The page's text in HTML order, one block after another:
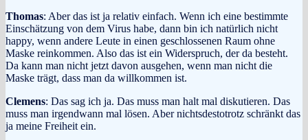
Thomas: Aber das ist ja relativ einfach. Wenn ich eine bestimmte
Einschätzung von dem Virus habe, dann bin ich natürlich nicht
happy, wenn andere Leute in einen geschlossenen Raum ohne
Maske reinkommen. Also das ist ein Widerspruch, der da besteht.
Da kann man nicht jetzt davon ausgehen, wenn man nicht die
Maske trägt, dass man da willkommen ist.
Clemens: Das sag ich ja. Das muss man halt mal diskutieren. Das
muss man irgendwann mal lösen. Aber nichtsdestotrotz schränkt das
ja meine Freiheit ein.